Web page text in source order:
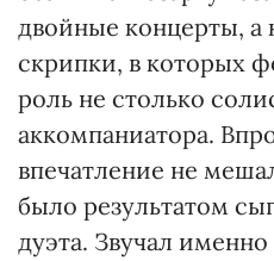
двойные концерты, а
скрипки, в которых
роль не столько
аккомпаниатора.
впечатление не
было результатом
дуэта. Звучал